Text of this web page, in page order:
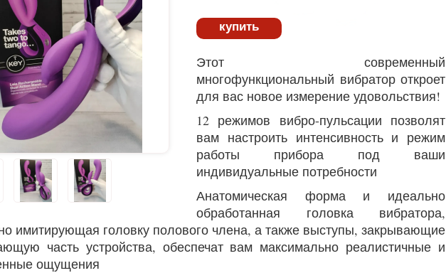
купить
Этот современный
многофункциональный вибратор откроет
для вас новое измерение удовольствия!
12 режимов вибро-пульсации позволят
вам настроить интенсивность и режим
работы прибора под ваши
индивидуальные потребности
Анатомическая форма и идеально
обработанная головка вибратора,
имитирующая головку полового члена, а также выступы, закрывающие
часть устройства, обеспечат вам максимально реалистичные и
ощущения